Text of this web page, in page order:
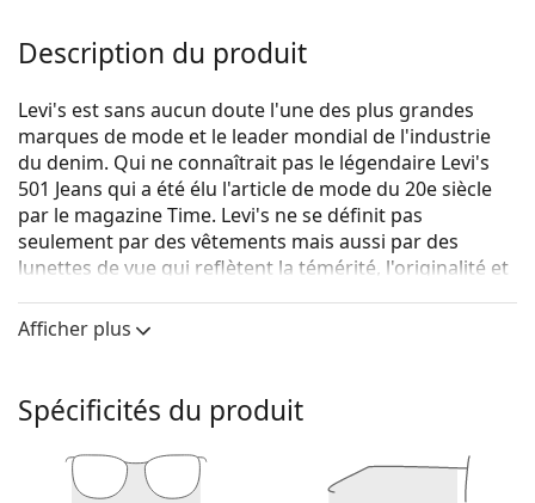
Description du produit
Levi's est sans aucun doute l'une des plus grandes
marques de mode et le leader mondial de l'industrie
du denim. Qui ne connaîtrait pas le légendaire Levi's
501 Jeans qui a été élu l'article de mode du 20e siècle
par le magazine Time. Levi's ne se définit pas
seulement par des vêtements mais aussi par des
lunettes de vue qui reflètent la témérité, l'originalité et
de lunettes de vue Levi's est unique et recherchée par
les vrais fans de mode.
femmes.
Monture de lunettes de vue
La couleur violette de la monture s'accorde
Afficher plus
Spécificités du produit